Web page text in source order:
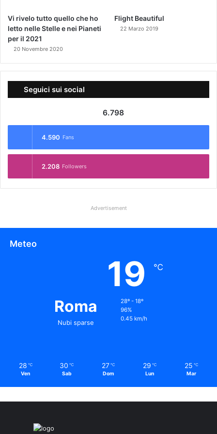
Vi rivelo tutto quello che ho
letto nelle Stelle e nei Pianeti
per il 2021
20 Novembre 2020
Flight Beautiful
22 Marzo 2019
Seguici sui social
6.798
4.590 Fans
2.208 Followers
Advertisement
Meteo
Roma
Nubi sparse
19 ℃
28º - 18º
96%
0.45 km/h
28 ℃
Ven
30 ℃
Sab
27 ℃
Dom
29 ℃
Lun
25 ℃
Mar